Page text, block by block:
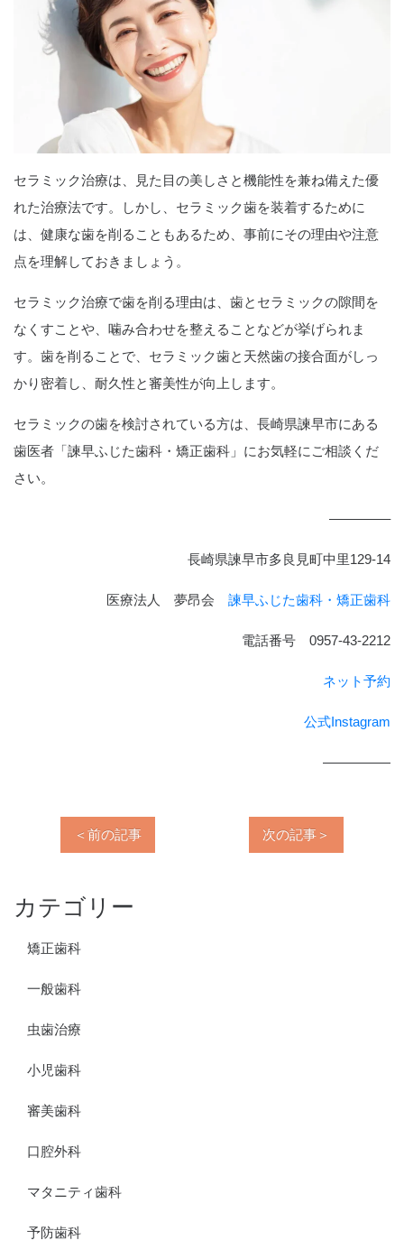
セラミック治療は、見た目の美しさと機能性を兼ね備えた優
れた治療法です。しかし、セラミック歯を装着するために
は、健康な歯を削ることもあるため、事前にその理由や注意
点を理解しておきましょう。
セラミック治療で歯を削る理由は、歯とセラミックの隙間を
なくすことや、噛み合わせを整えることなどが挙げられま
す。歯を削ることで、セラミック歯と天然歯の接合面がしっ
かり密着し、耐久性と審美性が向上します。
セラミックの歯を検討されている方は、長崎県諫早市にある
歯医者「諫早ふじた歯科・矯正歯科」にお気軽にご相談くだ
さい。
————–
長崎県諫早市多良見町中里129-14
医療法人 夢昂会 諫早ふじた歯科・矯正歯科
電話番号 0957-43-2212
ネット予約
公式Instagram
—————
＜前の記事 次の記事＞
カテゴリー
矯正歯科
一般歯科
虫歯治療
小児歯科
審美歯科
口腔外科
マタニティ歯科
予防歯科